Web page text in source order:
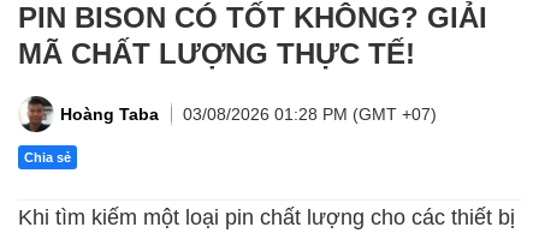
Dịch vụ sửa chữa
Thay màn hình
Thay loa Thay kính lưng Thay vỏ Thay chân sạc
PIN BISON CÓ TỐT KHÔNG? GIẢI
MÃ CHẤT LƯỢNG THỰC TẾ!
Hoàng Taba 03/08/2026 01:28 PM (GMT +07)
Chia sẻ
Khi tìm kiếm một loại pin chất lượng cho các thiết bị